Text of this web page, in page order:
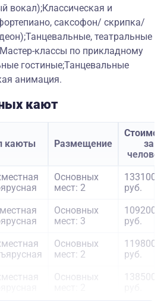
вокал);Классическая и
саксофон/ скрипка/
театральные
классы по прикладному
гостиные;Танцевальные
анимация.
кают
каюты Размещение
за
Основных
мест: 2
133100
руб.
Основных
мест: 3
109200
руб.
Основных
мест: 2
119800
руб.
Основных
138500